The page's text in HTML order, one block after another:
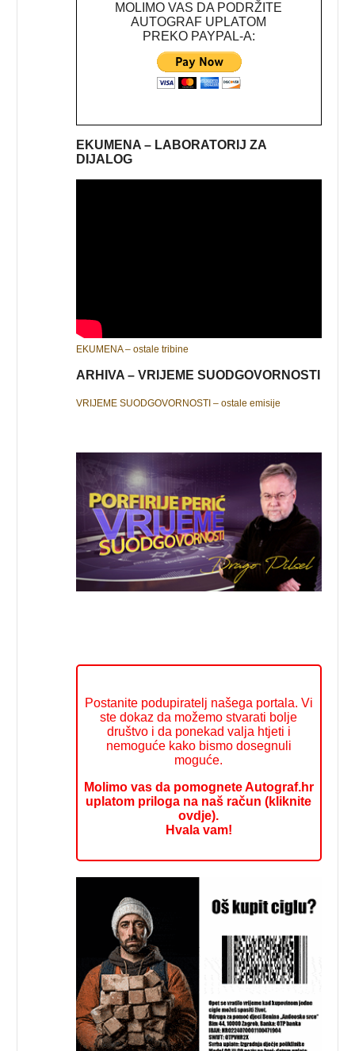
MOLIMO VAS DA PODRŽITE
AUTOGRAF UPLATOM
PREKO PAYPAL-A:
EKUMENA – LABORATORIJ ZA
DIJALOG
EKUMENA – ostale tribine
ARHIVA – VRIJEME SUODGOVORNOSTI
VRIJEME SUODGOVORNOSTI – ostale emisije
Postanite podupiratelj našega portala. Vi
ste dokaz da možemo stvarati bolje
društvo i da ponekad valja htjeti i
nemoguće kako bismo dosegnuli
moguće.
Molimo vas da pomognete Autograf.hr
uplatom priloga na naš račun (kliknite
ovdje).
Hvala vam!